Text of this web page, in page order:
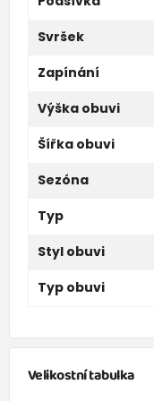
Svršek
Zapínání
Výška obuvi
Šířka obuvi
Sezóna
Typ
Styl obuvi
Typ obuvi
Velikostní tabulka